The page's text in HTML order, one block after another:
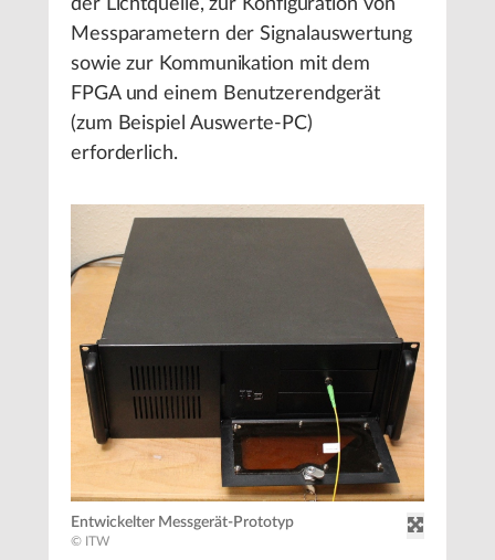
der Lichtquelle, zur Konfiguration von
Messparametern der Signalauswertung
sowie zur Kommunikation mit dem
FPGA und einem Benutzerendgerät
(zum Beispiel Auswerte-PC)
erforderlich.
Entwickelter Messgerät-Prototyp
© ITW